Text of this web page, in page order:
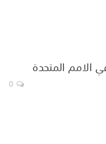
الامم المتحدة